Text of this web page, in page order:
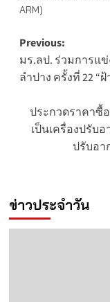
ARM)
Post
Previous:
มร.ลป. ร่วมการแ
ลำปาง ครั้งที่ 22 “
ประกวดราคาซื้
เป็นเครื่องปรับ
ปรับอา
ข่าวประจำวัน